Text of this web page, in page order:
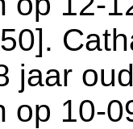
].
jaar
op 10-